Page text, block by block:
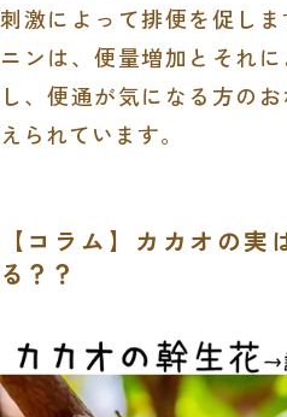
刺激によって排便を促し
ニンは、便量増加とそれ
し、便通が気になる方の
えられています。
【コラム】カカオの
る？？